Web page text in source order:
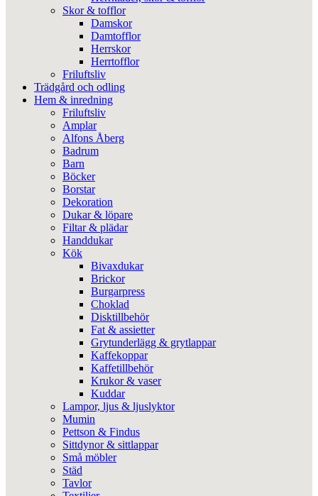
Skor & tofflor
Damskor
Damtofflor
Herrskor
Herrtofflor
Friluftsliv
Trädgård och odling
Hem & inredning
Friluftsliv
Amplar
Alfons Åberg
Badrum
Barn
Böcker
Borstar
Dekoration
Dukar & löpare
Filtar & plädar
Handdukar
Kök
Bivaxdukar
Brickor
Burgarpress
Choklad
Disktillbehör
Fat & assietter
Grytunderlägg & grytlappar
Kaffekoppar
Kaffetillbehör
Krukor & vaser
Kuddar
Lampor, ljus & ljuslyktor
Mumin
Pettson & Findus
Sittdynor & sittlappar
Små möbler
Städ
Tavlor